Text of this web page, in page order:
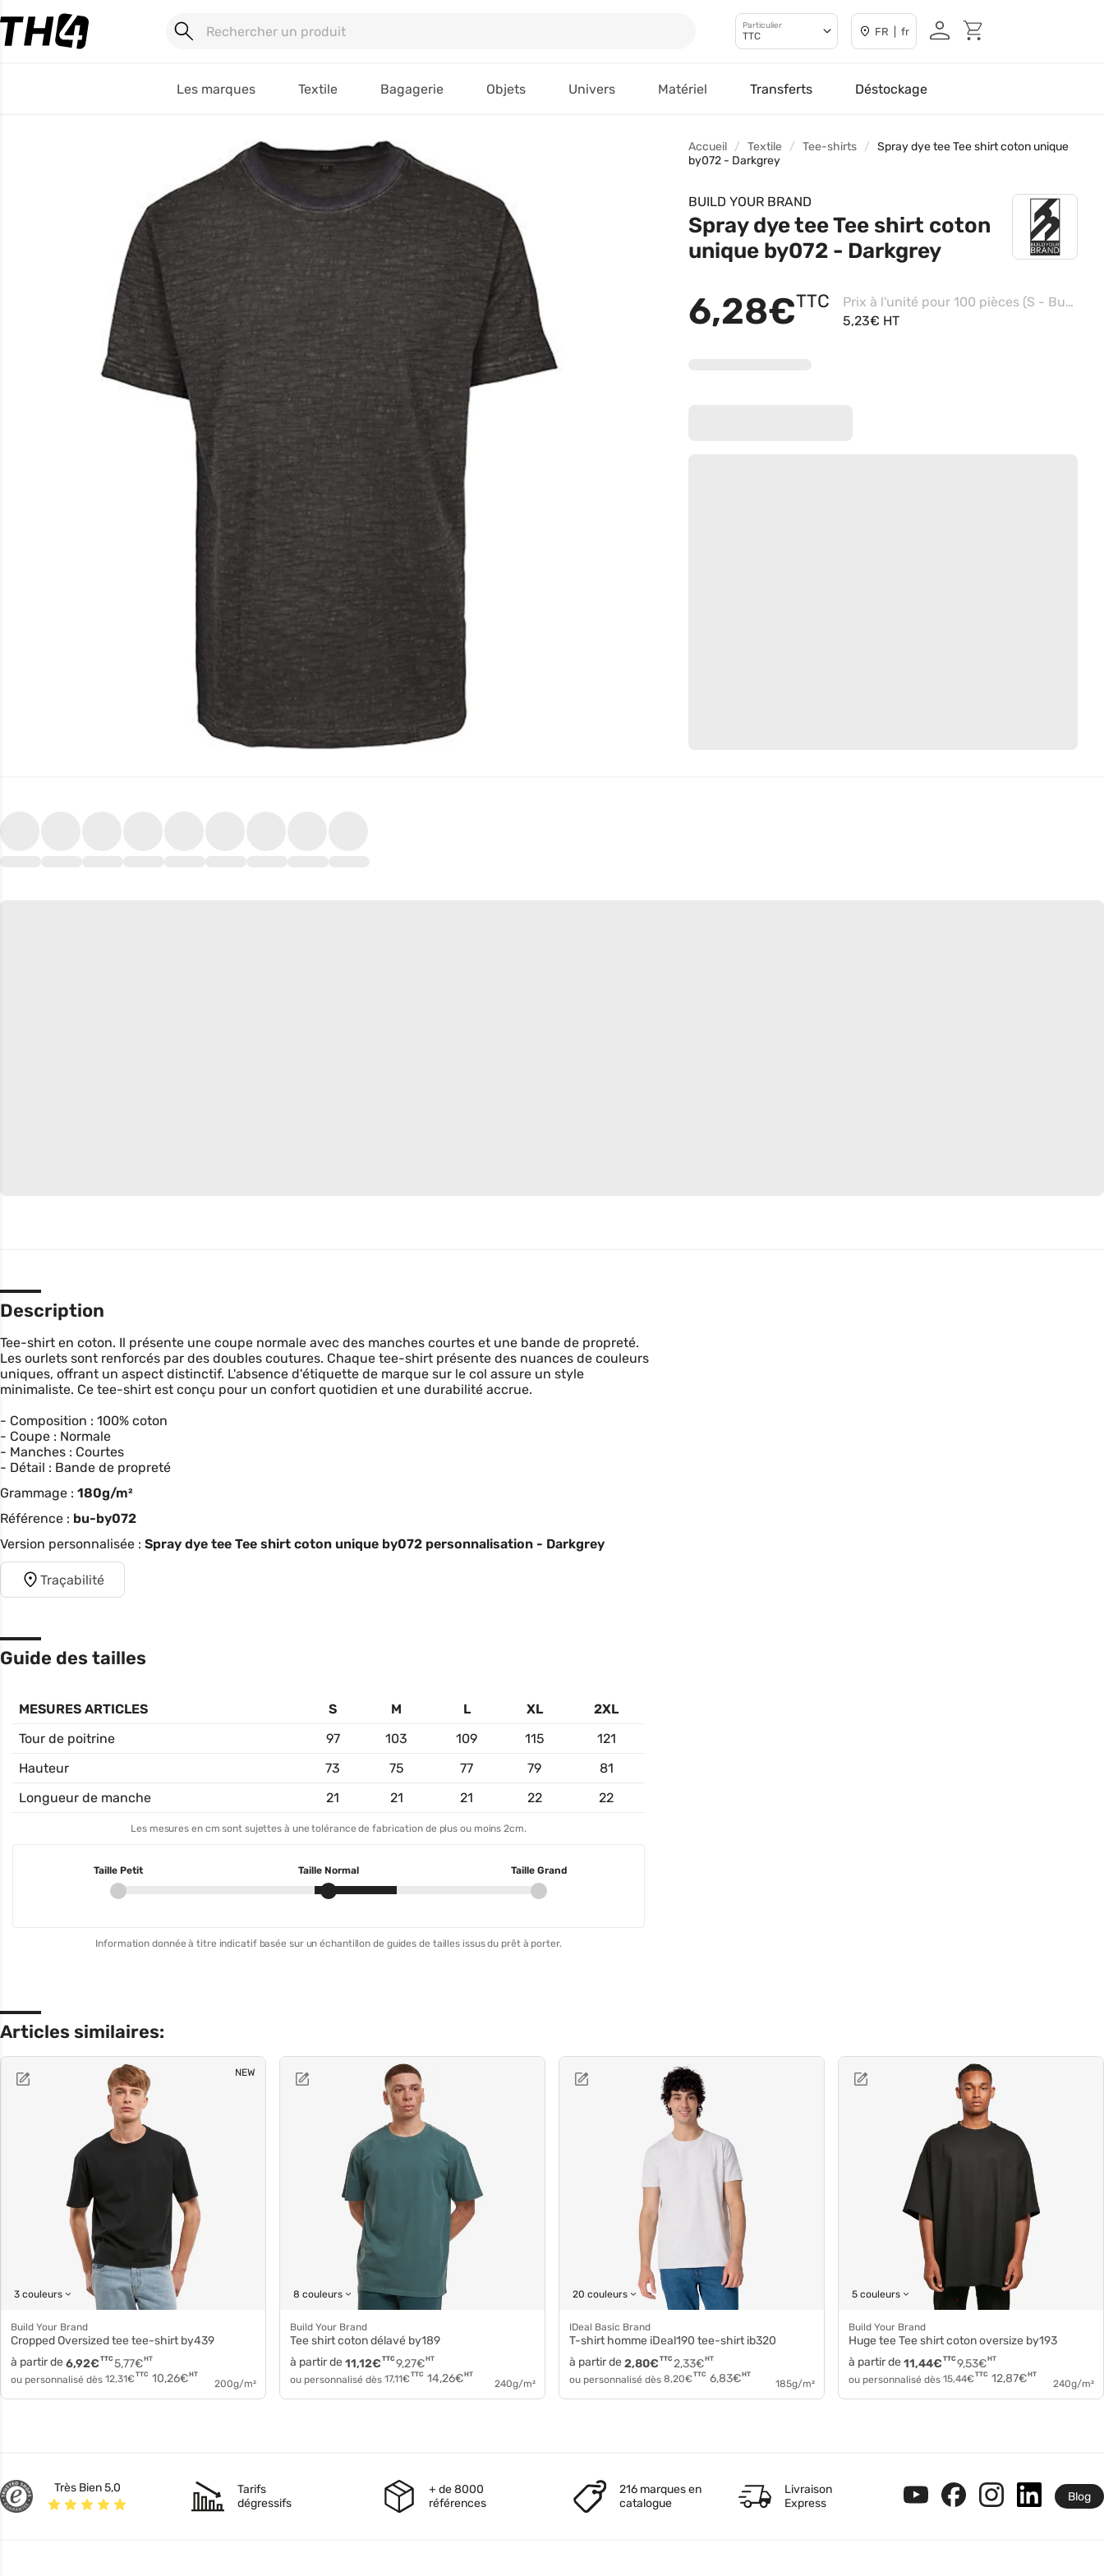
Particulier
TTC FR | fr
Les marques Textile Bagagerie Objets Univers Matériel Transferts Déstockage
Accueil Textile Tee-shirts
Spray dye tee Tee shirt coton unique
by072 - Darkgrey
BUILD YOUR BRAND
Spray dye tee Tee shirt coton
unique by072 - Darkgrey
6,28€TTC
Prix à l'unité pour 100 pièces (S - Burgundy)
5,23€ HT
Description
Tee-shirt en coton. Il présente une coupe normale avec des manches courtes et une bande de propreté.
Les ourlets sont renforcés par des doubles coutures. Chaque tee-shirt présente des nuances de couleurs
uniques, offrant un aspect distinctif. L'absence d'étiquette de marque sur le col assure un style
minimaliste. Ce tee-shirt est conçu pour un confort quotidien et une durabilité accrue.
- Composition : 100% coton
- Coupe : Normale
- Manches : Courtes
- Détail : Bande de propreté
Grammage : 180g/m²
Référence : bu-by072
Version personnalisée : Spray dye tee Tee shirt coton unique by072 personnalisation - Darkgrey
Traçabilité
Guide des tailles
MESURES ARTICLES S M L XL
2XL
Tour de poitrine
97 103 109 115
121
Hauteur
73 75 77 79
81
Longueur de manche
21 21 21 22 22
Les mesures en cm sont sujettes à une tolérance de fabrication de plus ou moins 2cm.
Taille Petit Taille Normal Taille Grand
Information donnée à titre indicatif basée sur un échantillon de guides de tailles issus du prêt à porter.
Articles similaires:
NEW
3 couleurs
Build Your Brand
Cropped Oversized tee tee-shirt by439
à partir de
5,77€HT
6,92€ TTC
ou personnalisé dès 12,31€ TTC 10,26€HT
200g/m²
8 couleurs
Build Your Brand
Tee shirt coton délavé by189
à partir de
9,27€HT
11,12€ TTC
ou personnalisé dès 17,11€ TTC 14,26€HT
240g/m²
20 couleurs
iDeal Basic Brand
T-shirt homme iDeal190 tee-shirt ib320
à partir de
2,33€HT
2,80€ TTC
ou personnalisé dès 8,20€ TTC 6,83€HT
185g/m²
5 couleurs
Build Your Brand
Huge tee Tee shirt coton oversize by193
à partir de
9,53€HT
11,44€ TTC
ou personnalisé dès 15,44€ TTC 12,87€HT
240g/m²
Très Bien 5,0
Tarifs
dégressifs
+ de 8000
références
216 marques en
catalogue
Livraison
Express
Blog